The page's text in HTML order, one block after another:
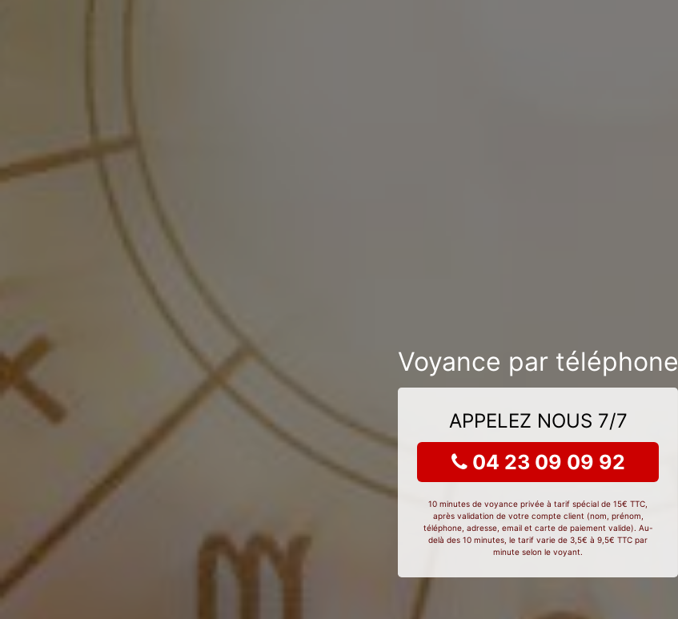
Voyance par téléphone
APPELEZ NOUS 7/7
04 23 09 09 92
10 minutes de voyance privée à tarif spécial de 15€ TTC,
après validation de votre compte client (nom, prénom,
téléphone, adresse, email et carte de paiement valide). Au-
delà des 10 minutes, le tarif varie de 3,5€ à 9,5€ TTC par
minute selon le voyant.